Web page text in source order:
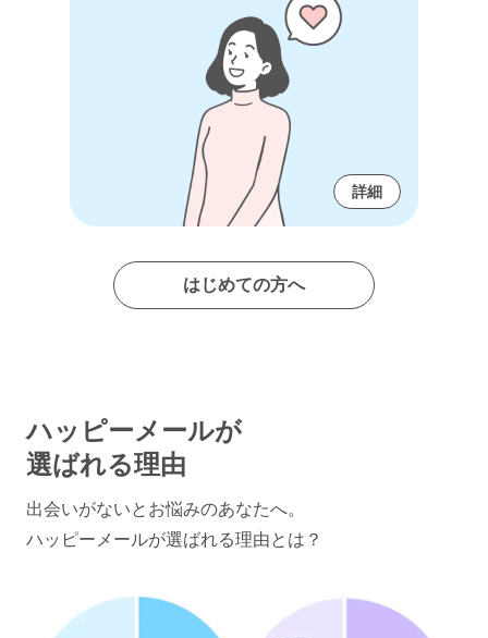
詳細
はじめての方へ
ハッピーメールが
選ばれる理由
出会いがないとお悩みのあなたへ。
ハッピーメールが選ばれる理由とは？